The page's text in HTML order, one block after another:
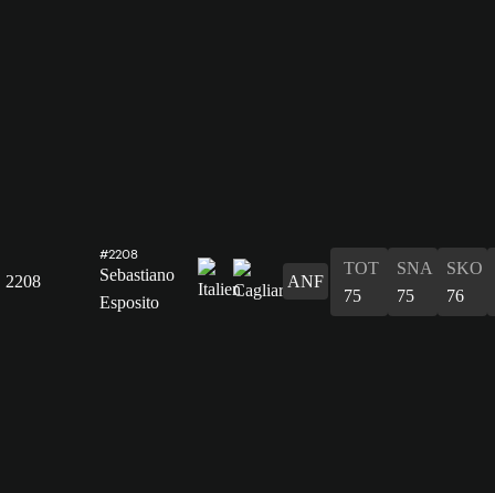
2208
#2208
Sebastiano
Esposito
ANF
TOT
75
SNA
75
SKO
76